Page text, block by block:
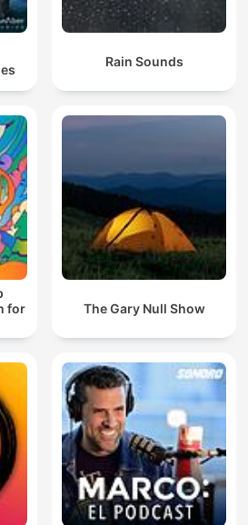
Rain Sounds
for
The Gary Null Show